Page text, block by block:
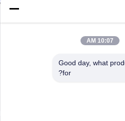
10:07 AM
Good day, what
for?